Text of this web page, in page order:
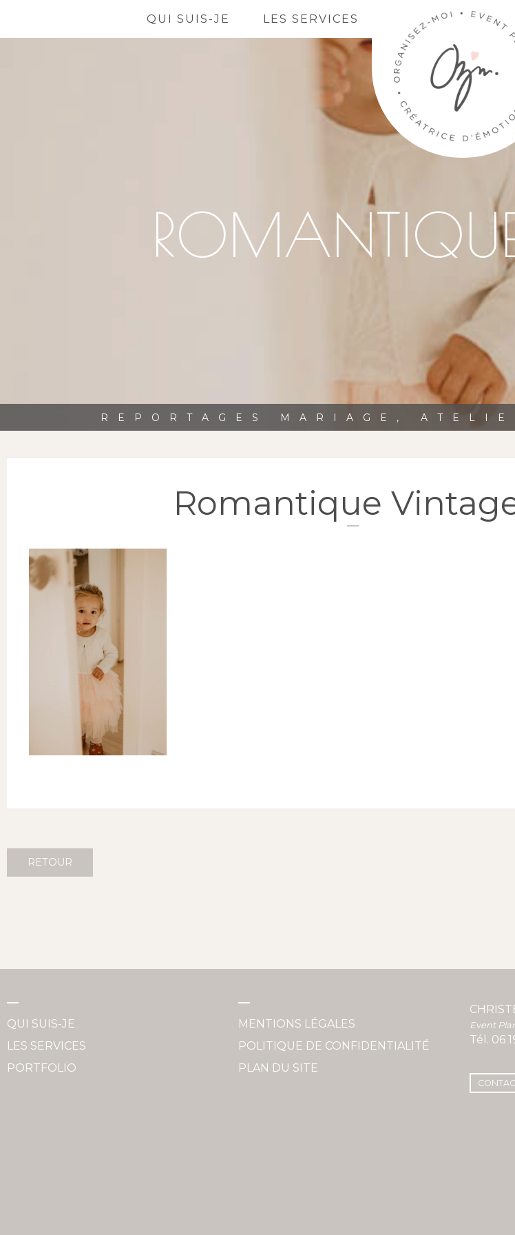
QUI SUIS-JE LES SERVICES
REPORTAGES MARIAGE,
Romantique
RETOUR
QUI SUIS-JE
LES SERVICES
PORTFOLIO
MENTIONS LÉGALES
POLITIQUE DE CONFIDENTIALITÉ
PLAN DU SITE
Event
Tél. 06